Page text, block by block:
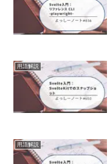
用語解説
用語解説